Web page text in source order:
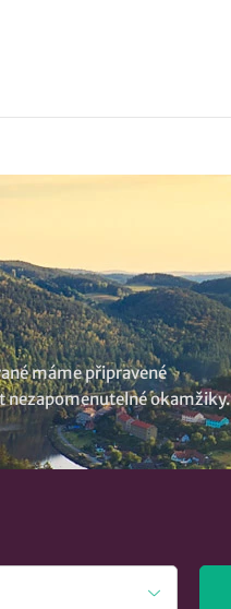
máme připravené
nezapomenutelné okamžiky.